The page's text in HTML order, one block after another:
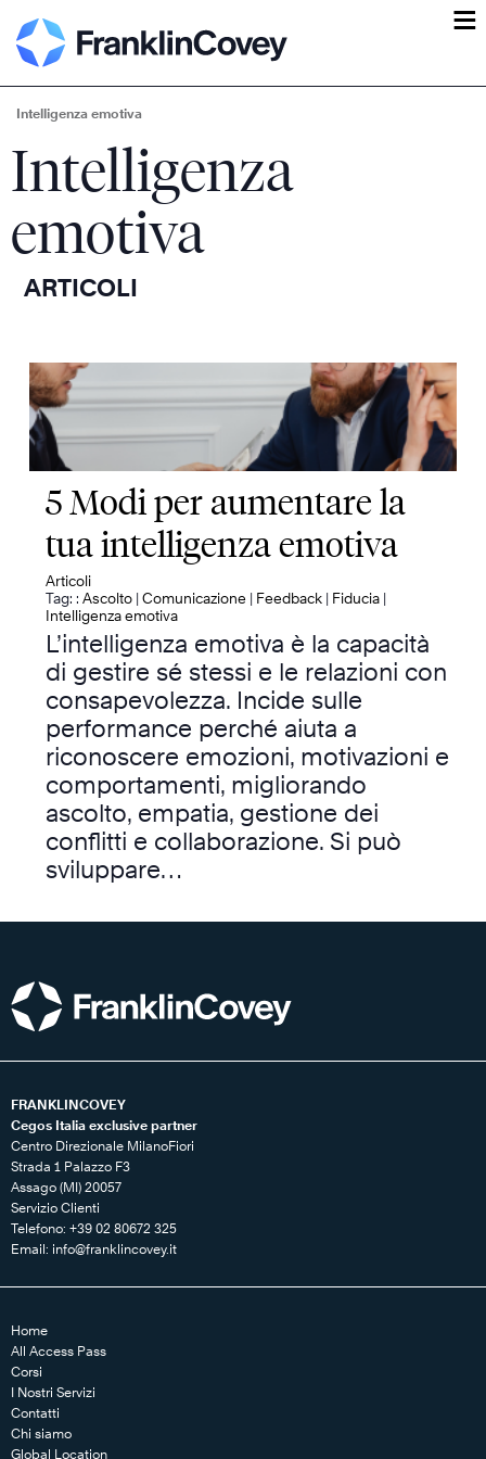
ĕ
Intelligenza emotiva
Intelligenza
emotiva
ARTICOLI
5 Modi per aumentare la
tua intelligenza emotiva
Articoli
Tag: : Ascolto |Comunicazione | Feedback | Fiducia |
Intelligenza emotiva
L’intelligenza emotiva è la capacità
di gestire sé stessi e le relazioni con
consapevolezza. Incide sulle
performance perché aiuta a
riconoscere emozioni, motivazioni e
comportamenti, migliorando
ascolto, empatia, gestione dei
conflitti e collaborazione. Si può
sviluppare…
FRANKLINCOVEY
Cegos Italia exclusive partner
Centro Direzionale MilanoFiori
Strada 1 Palazzo F3
Assago (MI) 20057
Servizio Clienti
Telefono: +39 02 80672 325
Email: info@franklincovey.it
Home
All Access Pass
Corsi
I Nostri Servizi
Contatti
Chi siamo
Global Location